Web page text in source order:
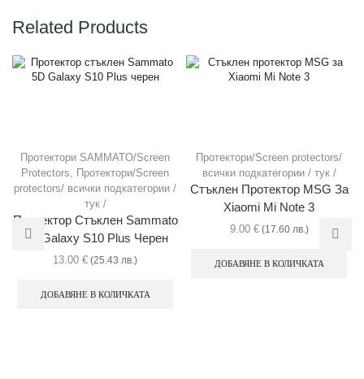
Related Products
Протектори SAMMATO/Screen
Protectors
Протектори/Screen
protectors/ всички подкатегории /
тук /
Протектор Стъклен Sammato
5D Galaxy S10 Plus Черен
13.00 € (25.43 лв.)
ДОБАВЯНЕ В КОЛИЧКАТА
Протектори/Screen protectors/
всички подкатегории / тук /
Стъклен Протектор MSG За
Xiaomi Mi Note 3
9.00 €(17.60 лв.)
ДОБАВЯНЕ В КОЛИЧКАТА